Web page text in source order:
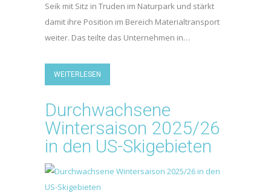
Seik mit Sitz in Truden im Naturpark und stärkt
damit ihre Position im Bereich Materialtransport
weiter. Das teilte das Unternehmen in…
WEITERLESEN
Durchwachsene
Wintersaison 2025/26
in den US-Skigebieten